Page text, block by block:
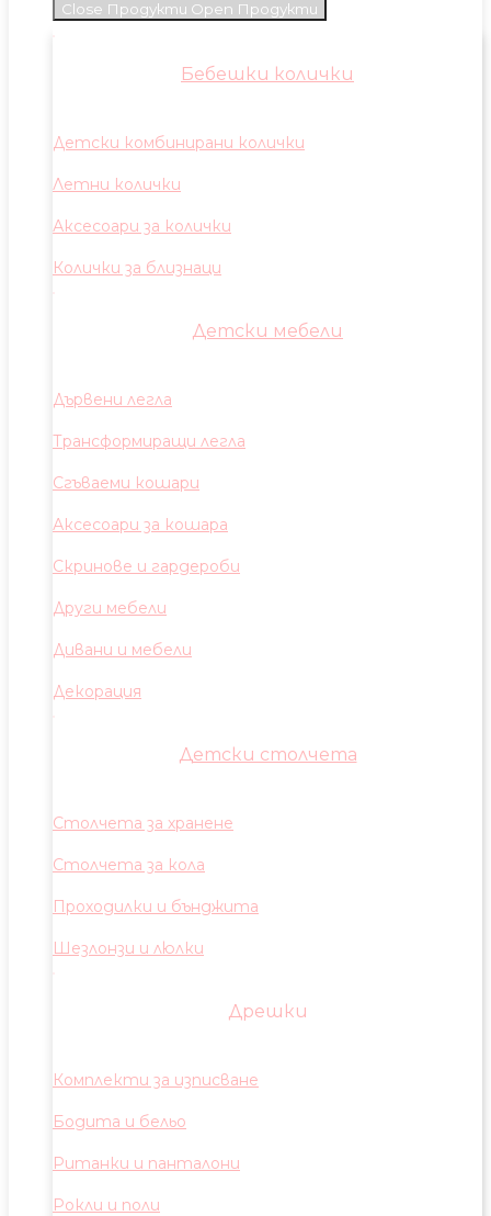
Close Продукти Open Продукти
Бебешки колички
Детски комбинирани колички
Летни колички
Аксесоари за колички
Колички за близнаци
Детски мебели
Дървени легла
Трансформиращи легла
Сгъваеми кошари
Аксесоари за кошара
Скринове и гардероби
Други мебели
Дивани и мебели
Декорация
Детски столчета
Столчета за хранене
Столчета за кола
Проходилки и бънджита
Шезлонзи и люлки
Дрешки
Комплекти за изписване
Бодита и бельо
Ританки и панталони
Рокли и поли